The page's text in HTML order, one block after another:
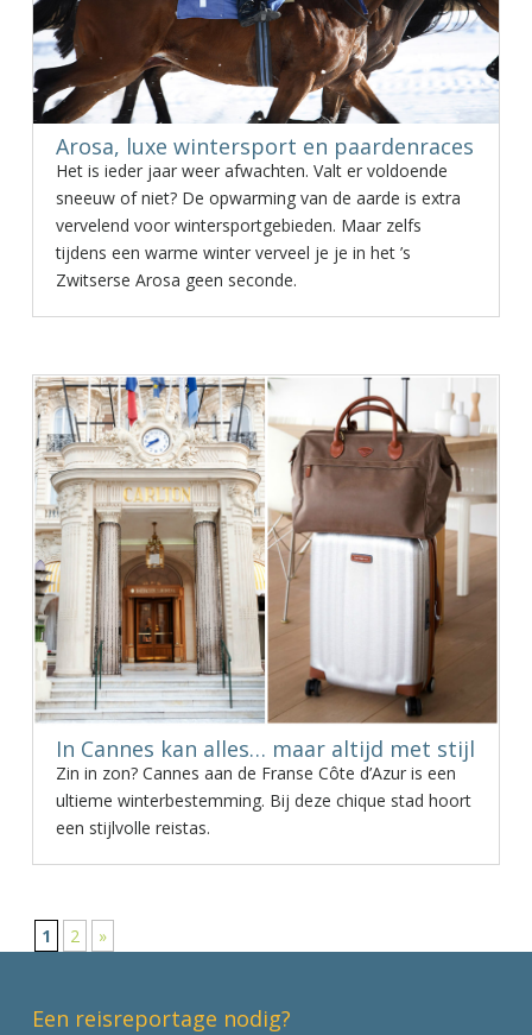
Arosa, luxe wintersport en paardenraces
Het is ieder jaar weer afwachten. Valt er voldoende
sneeuw of niet? De opwarming van de aarde is extra
vervelend voor wintersportgebieden. Maar zelfs
tijdens een warme winter verveel je je in het ’s
Zwitserse Arosa geen seconde.
In Cannes kan alles… maar altijd met stijl
Zin in zon? Cannes aan de Franse Côte d’Azur is een
ultieme winterbestemming. Bij deze chique stad hoort
een stijlvolle reistas.
1 2 »
Een reisreportage nodig?